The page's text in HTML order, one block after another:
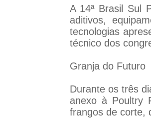
A 14ª Brasil Sul
aditivos,
tecnologias
técnico dos
Granja do Futuro
Durante os três
anexo à Poultry
frangos de corte,